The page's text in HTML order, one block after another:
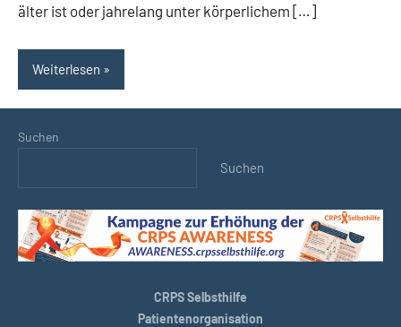
älter ist oder jahrelang unter körperlichem […]
Weiterlesen
Suchen
Suchen
CRPS Selbsthilfe
Patientenorganisation